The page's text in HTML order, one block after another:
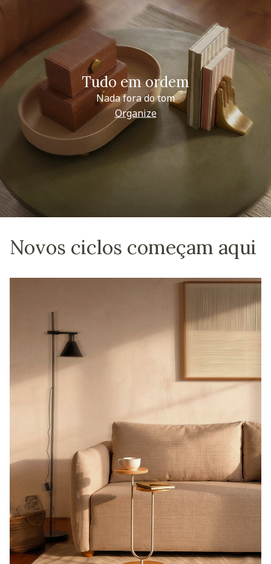
Tudo em ordem
Nada fora do tom
Organize
Novos ciclos começam aqui